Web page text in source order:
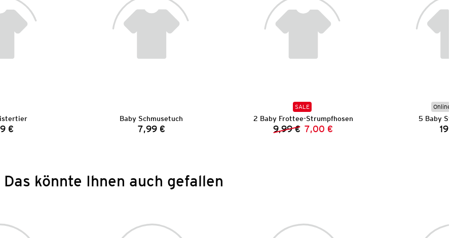
€
Baby Schmusetuch
Preis:
7,99 €
SALE
2 Baby Frottee-Strumpfhosen
Vorheriger Preis:
9,99 € Neuer Preis:
7,00 €
Online
5 Baby
Das könnte Ihnen auch gefallen